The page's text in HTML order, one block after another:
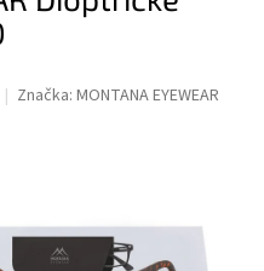
Značka: MONTANA EYEWEAR